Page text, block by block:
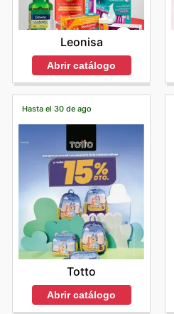
Leonisa
Abrir catálogo
Hasta el 30 de ago
Totto
Abrir catálogo